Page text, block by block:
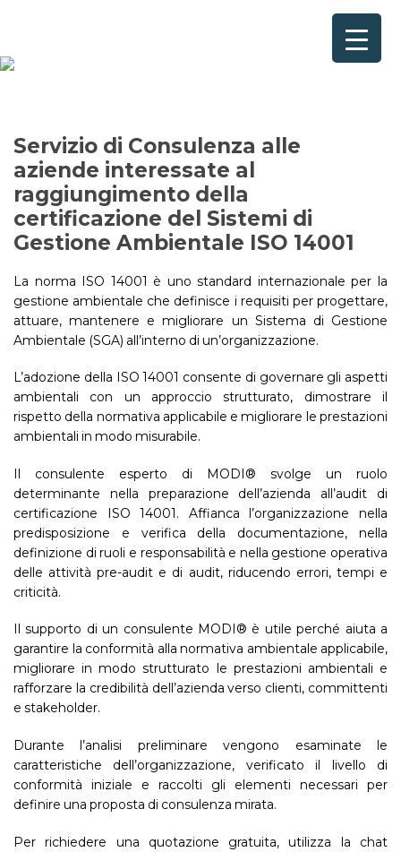
Corsi
Contattaci
Questionario
Blog e Info
FAQ
Servizio di Consulenza alle
aziende interessate al
raggiungimento della
certificazione del Sistemi di
Gestione Ambientale ISO 14001
La norma ISO 14001 è uno standard internazionale per la
gestione ambientale che definisce i requisiti per progettare,
attuare, mantenere e migliorare un Sistema di Gestione
Ambientale (SGA) all’interno di un’organizzazione.
L’adozione della ISO 14001 consente di governare gli aspetti
ambientali con un approccio strutturato, dimostrare il
rispetto della normativa applicabile e migliorare le prestazioni
ambientali in modo misurabile.
Il consulente esperto di MODI® svolge un ruolo
determinante nella preparazione dell’azienda all’audit di
certificazione ISO 14001. Affianca l’organizzazione nella
predisposizione e verifica della documentazione, nella
definizione di ruoli e responsabilità e nella gestione operativa
delle attività pre-audit e di audit, riducendo errori, tempi e
criticità.
Il supporto di un consulente MODI® è utile perché aiuta a
garantire la conformità alla normativa ambientale applicabile,
migliorare in modo strutturato le prestazioni ambientali e
rafforzare la credibilità dell’azienda verso clienti, committenti
e stakeholder.
Durante l’analisi preliminare vengono esaminate le
caratteristiche dell’organizzazione, verificato il livello di
conformità iniziale e raccolti gli elementi necessari per
definire una proposta di consulenza mirata.
Per richiedere una quotazione gratuita, utilizza la chat